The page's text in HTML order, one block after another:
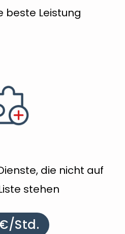
beste Leistung
die nicht auf
stehen
Std.